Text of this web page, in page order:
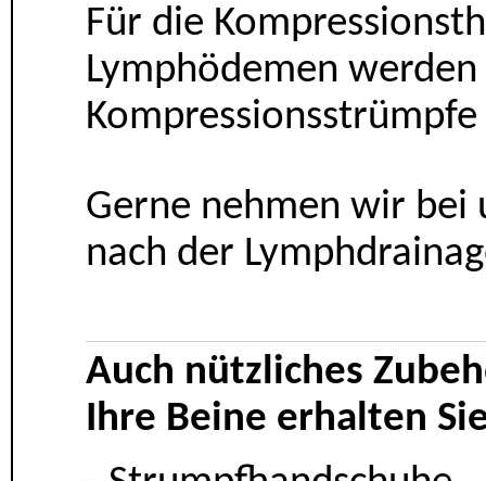
Für die
Lymphödemen
Gerne nehmen wir bei
nach der
Auch nützliches
Ihre Beine erhalten